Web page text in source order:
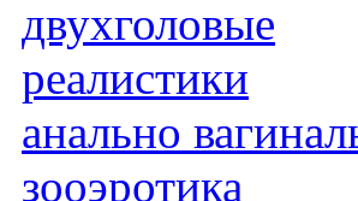
двухголовые
реалистики
анально
зооэротика